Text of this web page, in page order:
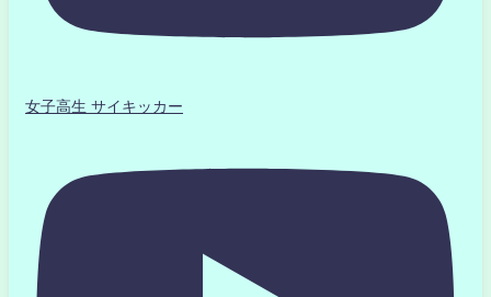
女子高生 サイキッカー